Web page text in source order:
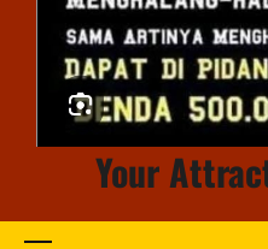
Your